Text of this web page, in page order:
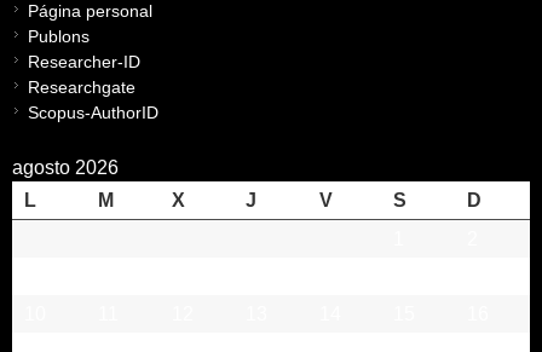
Página personal
Publons
Researcher-ID
Researchgate
Scopus-AuthorID
agosto 2026
L
M X J V S
D